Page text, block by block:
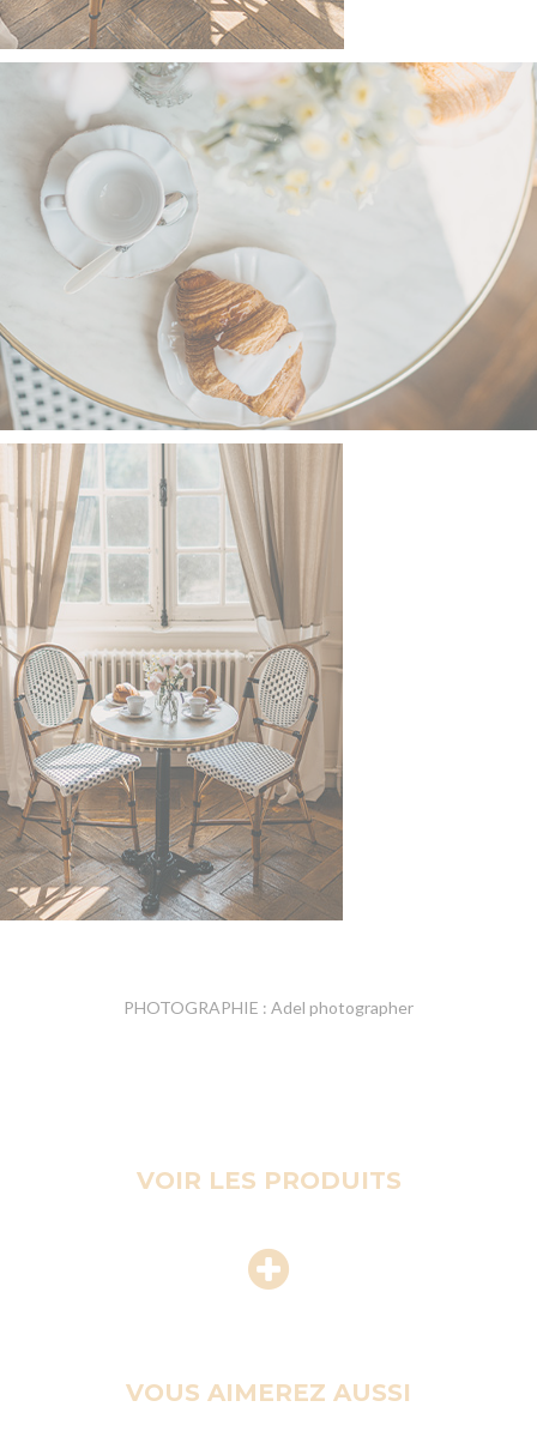
PHOTOGRAPHIE : Adel photographer
VOIR LES PRODUITS
VOUS AIMEREZ AUSSI